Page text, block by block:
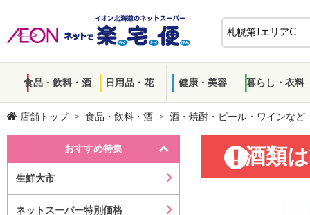
食品・飲料・酒 日用品・花 健康・美容 暮らし・衣料
店舗トップ 食品・飲料・酒 酒・焼酎・ビール・ワインなど
おすすめ特集
生鮮大市
ネットスーパー特別価格
酒類